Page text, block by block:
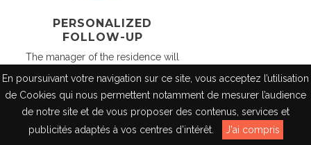
En poursuivant votre navigation sur ce site, vous acceptez l’utilisation
de Cookies qui nous permettent notamment de mesurer l’audience
de notre site et de vous proposer des contenus, services et
publicités adaptés à vos centres d’intérêt.
J'ai compris
PERSONALIZED
FOLLOW-UP
The manager of the residence will
your research